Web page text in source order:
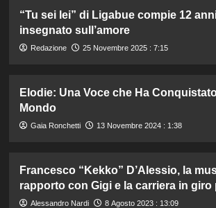
“Tu sei lei” di Ligabue compie 12
insegnato sull’amore
Redazione 25 Novembre 2025 : 7:15
Elodie: Una Voce che Ha Conquistato
Mondo
Gaia Ronchetti 13 Novembre 2024 : 1:38
Francesco “Kekko” D’Alessio, la
rapporto con Gigi e la carriera in giro
Alessandro Nardi 8 Agosto 2023 : 13:09